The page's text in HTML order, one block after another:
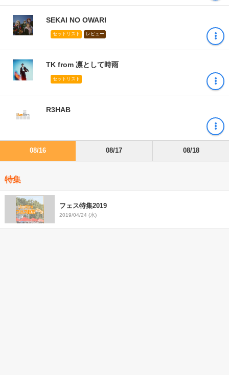
SEKAI NO OWARI
セットリスト レビュー
TK from 凛として時雨
セットリスト
R3HAB
08/16 08/17 08/18
特集
フェス特集2019
2019/04/24 (水)